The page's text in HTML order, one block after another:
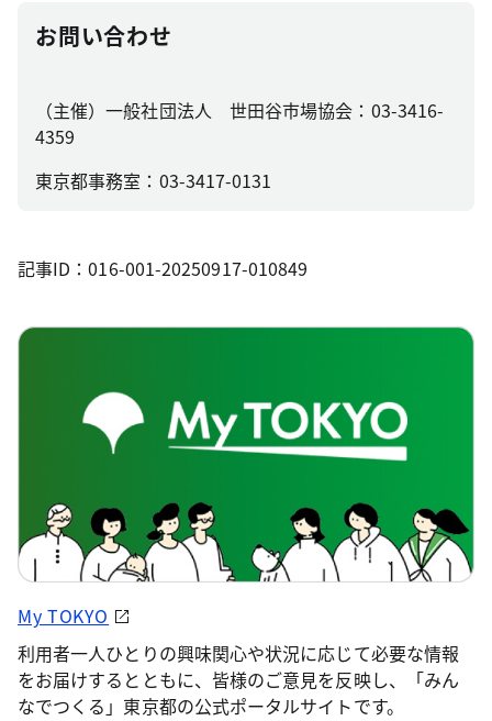
お問い合わせ
（主催）一般社団法人 世田谷市場協会：03-3416-
4359
東京都事務室：03-3417-0131
記事ID：016-001-20250917-010849
My TOKYO
利用者一人ひとりの興味関心や状況に応じて必要な情報
をお届けするとともに、皆様のご意見を反映し、「みん
なでつくる」東京都の公式ポータルサイトです。